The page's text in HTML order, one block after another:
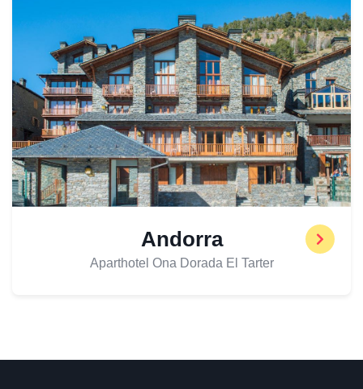
Andorra
Aparthotel Ona Dorada El Tarter